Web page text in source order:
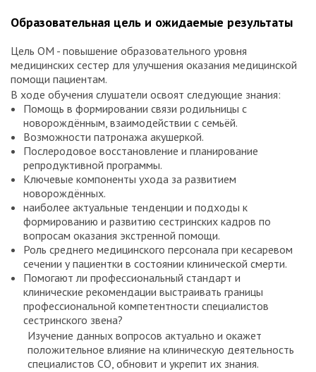
Образовательная цель и ожидаемые результаты
Цель ОМ - повышение образовательного уровня
медицинских сестер для улучшения оказания медицинской
помощи пациентам.
В ходе обучения слушатели освоят следующие знания:
Помощь в формировании связи родильницы с
новорождённым, взаимодействии с семьёй.
Возможности патронажа акушеркой.
Послеродовое восстановление и планирование
репродуктивной программы.
Ключевые компоненты ухода за развитием
новорождённых.
наиболее актуальные тенденции и подходы к
формированию и развитию сестринских кадров по
вопросам оказания экстренной помощи.
Роль среднего медицинского персонала при кесаревом
сечении у пациентки в состоянии клинической смерти.
Помогают ли профессиональный стандарт и
клинические рекомендации выстраивать границы
профессиональной компетентности специалистов
сестринского звена?
Изучение данных вопросов актуально и окажет
положительное влияние на клиническую деятельность
специалистов СО, обновит и укрепит их знания.